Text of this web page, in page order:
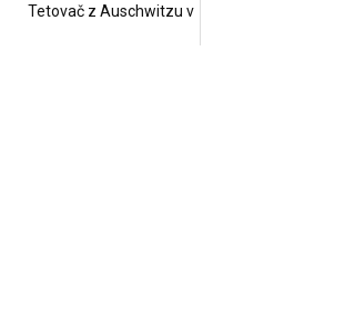
Tetovač z Auschwitzu v